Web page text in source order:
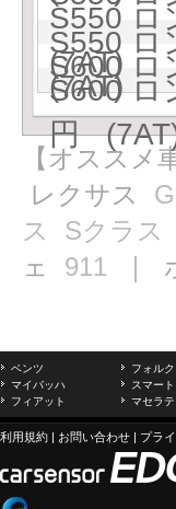
S550
(7AT)
S550
(7AT)
S600
S600 ロ
円
【オススメ
レクサス
ス
Sクラス
ェ 911 ｜
ベンツ フォル
マイバッハ
スマート
フィアット
マセラテ
利用規約 | お問い合わせ | プラ